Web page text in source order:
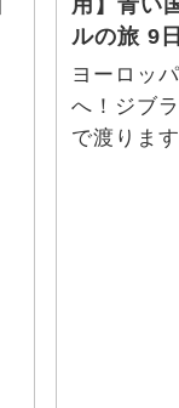
用】青い
ルの旅 9
ヨーロッ
へ！ジブ
で渡りま